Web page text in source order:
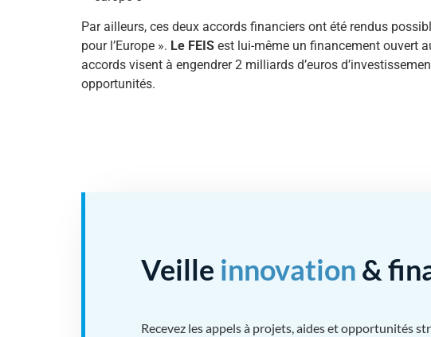
Par ailleurs, ces deux accords financiers ont été rendus
pour l’Europe ». Le FEIS est lui-même un financement ouvert
accords visent à engendrer 2 milliards d’euros
opportunités.
Veille innovation &
Recevez les appels à projets, aides et opportunités